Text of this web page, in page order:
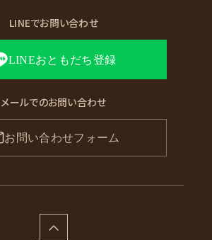
LINEでお問い合わせ
LINEおともだち登録
メールでのお問い合わせ
お問い合わせフォーム